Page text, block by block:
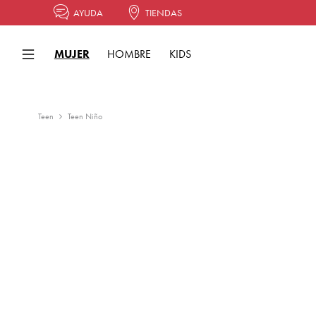
AYUDA TIENDAS
MUJER HOMBRE KIDS
Teen Teen Niño